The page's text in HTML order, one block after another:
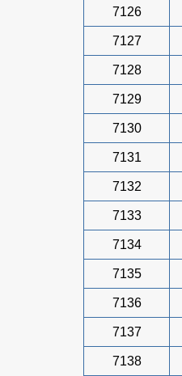
7126
7127
7128
7129
7130
7131
7132
7133
7134
7135
7136
7137
7138